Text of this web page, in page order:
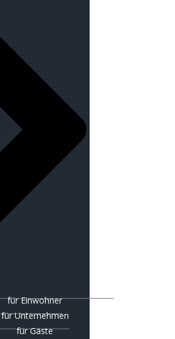
für Einwohner
für Unternehmen
für Gäste